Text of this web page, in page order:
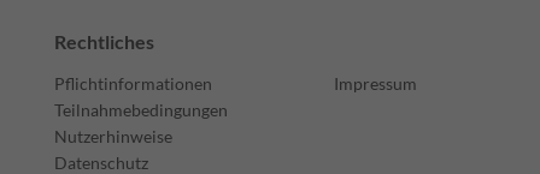
Rechtliches
Pflichtinformationen
Teilnahmebedingungen
Nutzerhinweise
Datenschutz
Impressum